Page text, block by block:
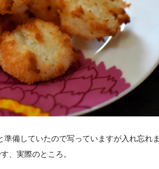
備していたので写っていますが入れ忘れま
、実際のところ。